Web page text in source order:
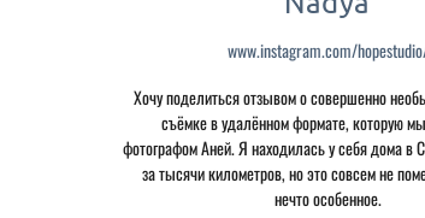
www.instagram.com/
Хочу поделиться отзывом о совершенно
съёмке в удалённом формате, которую
фотографом Аней. Я находилась у себя дома
за тысячи километров, но это совсем не
нечто особенное.